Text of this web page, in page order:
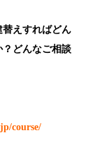
えすればどん
どんなご相談
course/